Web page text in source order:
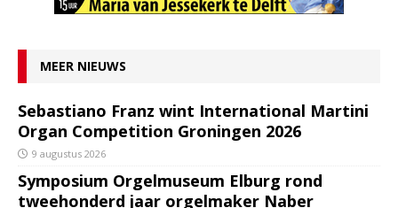
MEER NIEUWS
Sebastiano Franz wint International Martini
Organ Competition Groningen 2026
9 augustus 2026
Symposium Orgelmuseum Elburg rond
tweehonderd jaar orgelmaker Naber